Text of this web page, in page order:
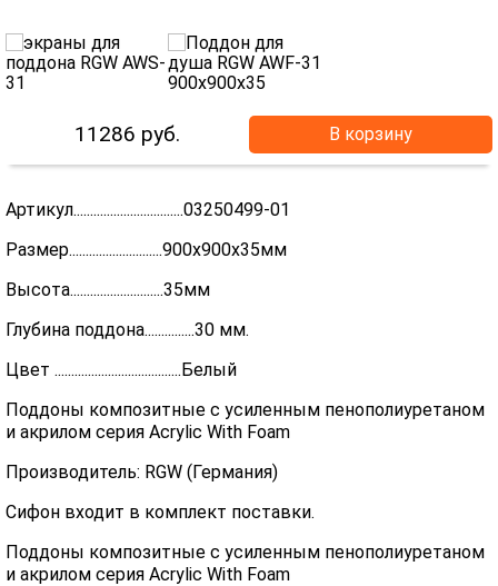
11286 руб. В корзину
Артикул.................................03250499-01
Размер............................900x900x35мм
Высота............................35мм
Глубина поддона...............30 мм.
Цвет ......................................Белый
Поддоны композитные с усиленным пенополиуретаном
и акрилом серия Acrylic With Foam
Производитель: RGW (Германия)
Сифон входит в комплект поставки.
Поддоны композитные с усиленным пенополиуретаном
и акрилом серия Acrylic With Foam